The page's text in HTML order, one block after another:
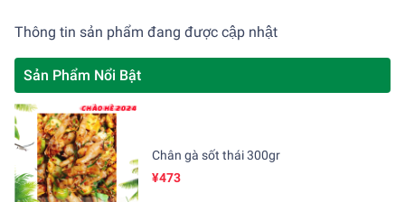
Thông tin sản phẩm đang được cập nhật
Sản Phẩm Nổi Bật
Chân gà sốt thái 300gr
¥473